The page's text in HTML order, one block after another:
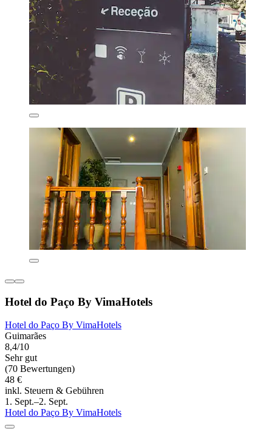
Hotel do Paço By VimaHotels
Hotel do Paço By VimaHotels
Guimarães
8,4/10
Sehr gut
(70 Bewertungen)
48 €
inkl. Steuern & Gebühren
1. Sept.–2. Sept.
Hotel do Paço By VimaHotels